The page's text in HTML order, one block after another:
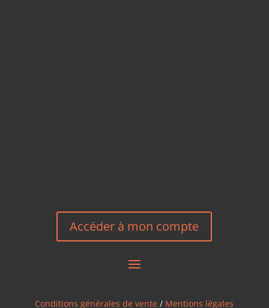
Accéder à mon compte
Conditions générales de vente / Mentions légales